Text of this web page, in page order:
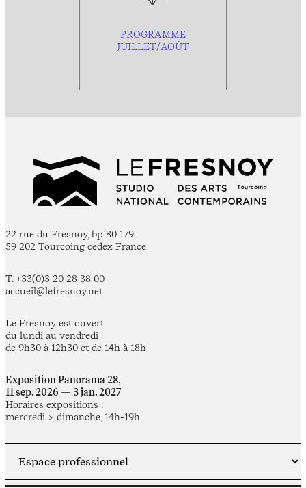
PROGRAMME
JUILLET/AOÛT
22 rue du Fresnoy, bp 80 179
59 202 Tourcoing cedex France
T. +33(0)3 20 28 38 00
accueil@lefresnoy.net
Le Fresnoy est ouvert
du lundi au vendredi
de 9h30 à 12h30 et de 14h à 18h
Exposition Panorama 28,
11 sep. 2026 — 3 jan. 2027
Horaires expositions :
mercredi > dimanche, 14h-19h